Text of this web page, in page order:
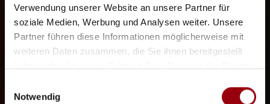
Verwendung unserer Website an unsere Partner für
soziale Medien, Werbung und Analysen weiter. Unsere
Partner führen diese Informationen möglicherweise mit
weiteren Daten zusammen, die Sie ihnen bereitgestellt
Notwendig